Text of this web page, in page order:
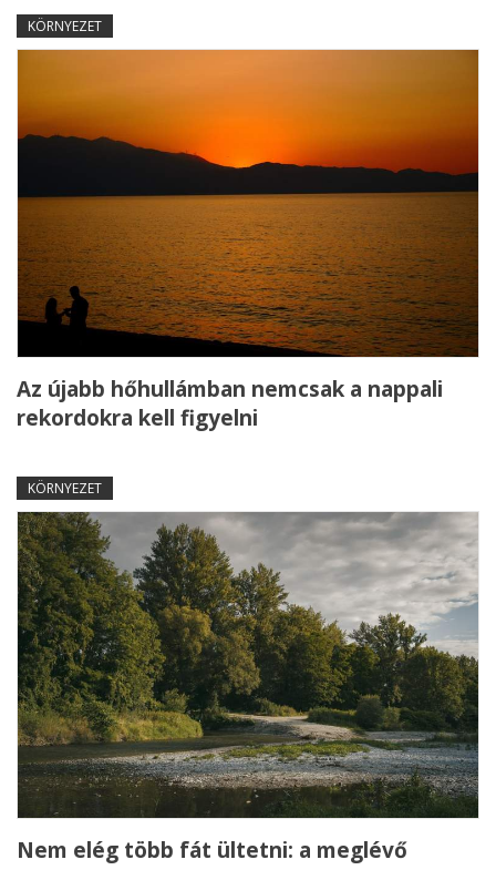
KÖRNYEZET
Az újabb hőhullámban nemcsak a nappali
rekordokra kell figyelni
KÖRNYEZET
Nem elég több fát ültetni: a meglévő